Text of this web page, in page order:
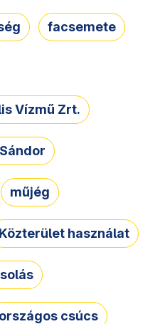
facsemete
Vízmű Zrt.
műjég
Közterület használat
országos csúcs